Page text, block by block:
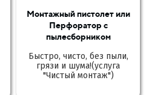
Монтажный пистолет или
Перфоратор с
пылесборником
Быстро, чисто, без пыли,
грязи и шума!(услуга
"Чистый монтаж")